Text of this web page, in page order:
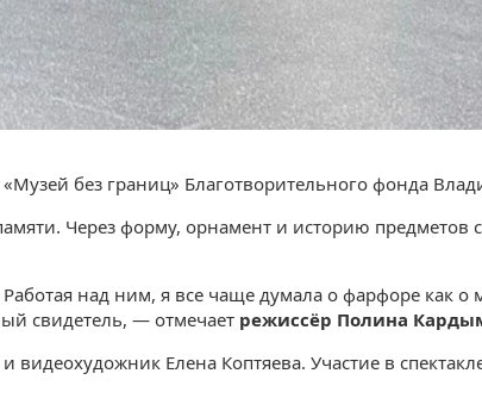
без границ» Благотворительного фонда
Через форму, орнамент и историю предметов
над ним, я все чаще думала о фарфоре как
свидетель, — отмечает режиссёр Полина
Елена Коптяева. Участие в